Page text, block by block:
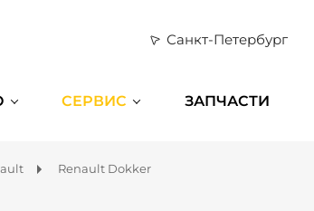
Санкт-Петербург
СЕРВИС ЗАПЧАСТИ
Renault Dokker